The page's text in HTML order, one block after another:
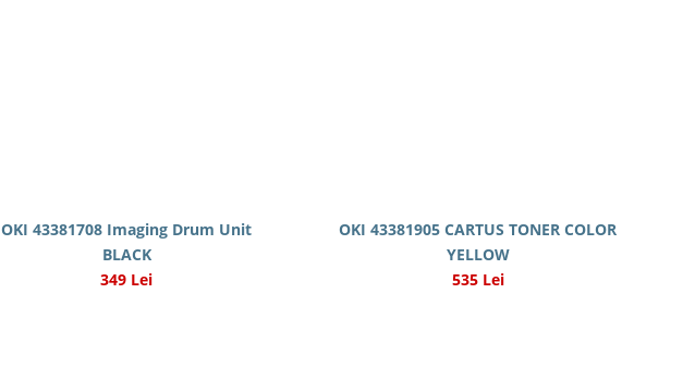
OKI 43381708 Imaging Drum Unit
BLACK
349 Lei
OKI 43381905 CARTUS TONER COLOR
YELLOW
535 Lei